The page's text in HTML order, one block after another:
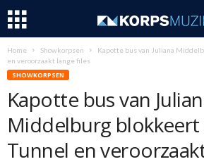
Home Showkorpsen
Kapotte bus van Juliana
en veroorzaakt lange files
SHOWKORPSEN
Kapotte bus van
Middelburg
Tunnel en